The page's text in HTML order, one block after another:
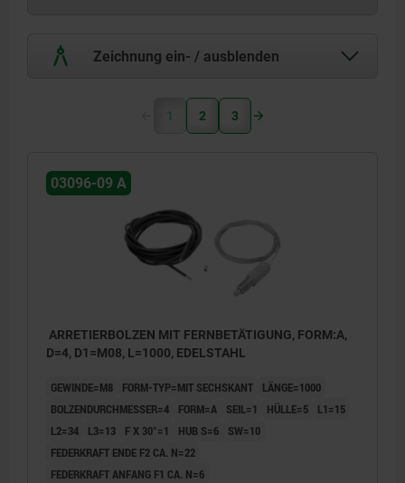
Zeichnung ein- / ausblenden
1 2 3
03096-09 A
ARRETIERBOLZEN MIT FERNBETÄTIGUNG, FORM:A,
D=4, D1=M08, L=1000, EDELSTAHL
GEWINDE=M8 FORM-TYP=MIT SECHSKANT
LÄNGE=1000
BOLZENDURCHMESSER=4
FORM=A SEIL=1 HÜLLE=5
L1=15
L2=34
L3=13 F X 30°=1 HUB S=6
SW=10
FEDERKRAFT ENDE F2 CA. N=22
FEDERKRAFT ANFANG F1 CA. N=6